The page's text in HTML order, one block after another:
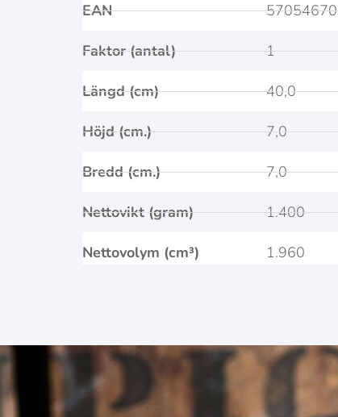
EAN
Faktor (antal)
Längd (cm)
Höjd (cm.)
Bredd (cm.)
Nettovikt (gram)
Nettovolym (cm³)
1
40,0
7,0
7,0
1.400
1.960